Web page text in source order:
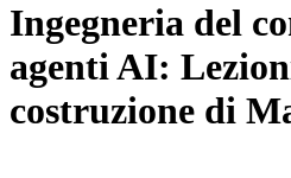
Ingegneria del
agenti AI:
costruzione di